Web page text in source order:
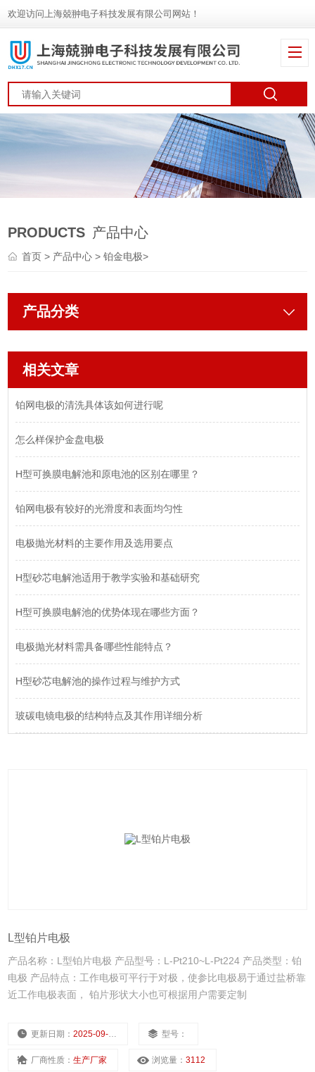
欢迎访问上海兢翀电子科技发展有限公司网站！
PRODUCTS 产品中心
首页> 产品中心>铂金电极>
产品分类
相关文章
铂网电极的清洗具体该如何进行呢
怎么样保护金盘电极
H型可换膜电解池和原电池的区别在哪里？
铂网电极有较好的光滑度和表面均匀性
电极抛光材料的主要作用及选用要点
H型砂芯电解池适用于教学实验和基础研究
H型可换膜电解池的优势体现在哪些方面？
电极抛光材料需具备哪些性能特点？
H型砂芯电解池的操作过程与维护方式
玻碳电镜电极的结构特点及其作用详细分析
L型铂片电极
产品名称：L型铂片电极 产品型号：L-Pt210~L-Pt224 产品类型：铂
电极 产品特点：工作电极可平行于对极，使参比电极易于通过盐桥靠
近工作电极表面， 铂片形状大小也可根据用户需要定制
更新日期：2025-09-15 型号：
厂商性质：生产厂家 浏览量：3112